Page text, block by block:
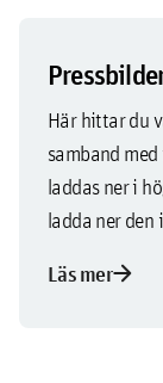
Här hittar du
samband
laddas ner i
ladda ner den
Läs merarrow_forward